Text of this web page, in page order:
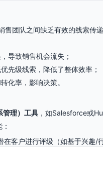
售团队之间缺乏有效的线索传
导致销售机会流失；
先级线索，降低了整体效率；
化率，影响决策。
管理）工具 ，如Salesforce或
在客户进行评级（如基于兴趣/